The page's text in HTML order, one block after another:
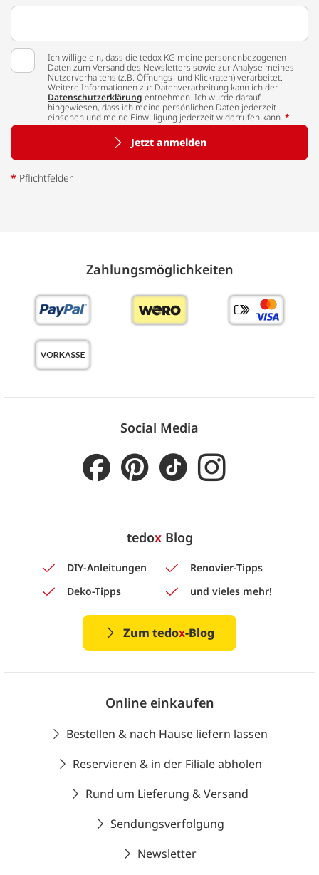
Ich willige ein, dass die tedox KG meine personenbezogenen
Daten zum Versand des Newsletters sowie zur Analyse meines
Nutzerverhaltens (z.B. Öffnungs- und Klickraten) verarbeitet.
Weitere Informationen zur Datenverarbeitung kann ich der
Datenschutzerklärung entnehmen. Ich wurde darauf
hingewiesen, dass ich meine persönlichen Daten jederzeit
einsehen und meine Einwilligung jederzeit widerrufen kann. *
Jetzt anmelden
* Pflichtfelder
Zahlungs­möglich­keiten
Social Media
tedoxBlog
DIY-Anleitungen
Renovier-Tipps
Deko-Tipps
und vieles mehr!
Zum tedox-Blog
Online einkaufen
Bestellen & nach Hause liefern lassen
Reservieren & in der Filiale abholen
Rund um Lieferung & Versand
Sendungsverfolgung
Newsletter